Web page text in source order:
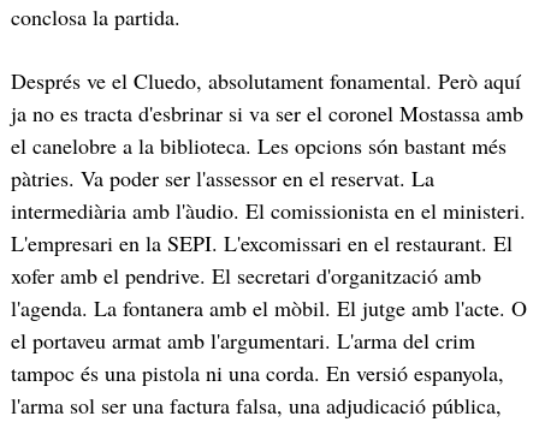
conclosa la partida.
Després ve el Cluedo, absolutament fonamental. Però aquí
ja no es tracta d'esbrinar si va ser el coronel Mostassa amb
el canelobre a la biblioteca. Les opcions són bastant més
pàtries. Va poder ser l'assessor en el reservat. La
intermediària amb l'àudio. El comissionista en el ministeri.
L'empresari en la SEPI. L'excomissari en el restaurant. El
xofer amb el pendrive. El secretari d'organització amb
l'agenda. La fontanera amb el mòbil. El jutge amb l'acte. O
el portaveu armat amb l'argumentari. L'arma del crim
tampoc és una pistola ni una corda. En versió espanyola,
l'arma sol ser una factura falsa, una adjudicació pública,